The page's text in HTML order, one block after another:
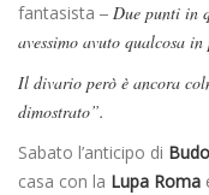
fantasista – Due punti in
avessimo avuto qualcosa
Il divario però è ancora
dimostrato”.
Sabato l’anticipo di
casa con la Lupa Roma